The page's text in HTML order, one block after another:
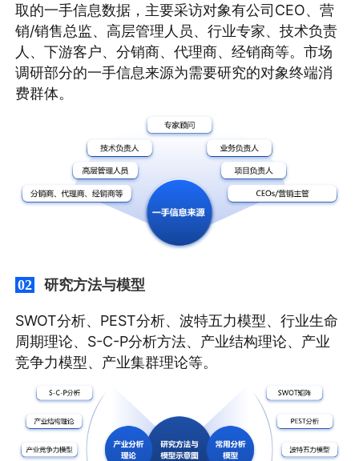
取的一手信息数据，主要采访对象有公司CEO、营
销/销售总监、高层管理人员、行业专家、技术负责
人、下游客户、分销商、代理商、经销商等。市场
调研部分的一手信息来源为需要研究的对象终端消
费群体。
02 研究方法与模型
SWOT分析、PEST分析、波特五力模型、行业生命
周期理论、S-C-P分析方法、产业结构理论、产业
竞争力模型、产业集群理论等。